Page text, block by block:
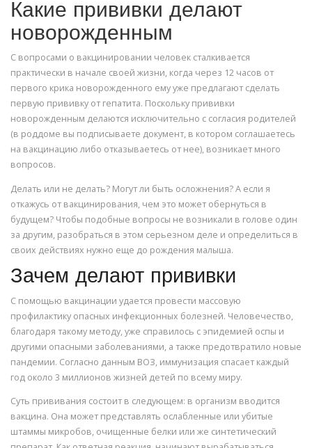
Какие прививки делают
новорожденным
С вопросами о вакцинировании человек сталкивается
практически в начале своей жизни, когда через 12 часов от
первого крика новорожденного ему уже предлагают сделать
первую прививку от гепатита. Поскольку прививки
новорожденным делаются исключительно с согласия родителей
(в роддоме вы подписываете документ, в котором соглашаетесь
на вакцинацию либо отказываетесь от нее), возникает много
вопросов.
Делать или не делать? Могут ли быть осложнения? А если я
откажусь от вакцинирования, чем это может обернуться в
будущем? Чтобы подобные вопросы не возникали в голове один
за другим, разобраться в этом серьезном деле и определиться в
своих действиях нужно еще до рождения малыша.
Зачем делают прививки
С помощью вакцинации удается провести массовую
профилактику опасных инфекционных болезней. Человечество,
благодаря такому методу, уже справилось с эпидемией оспы и
другими опасными заболеваниями, а также предотвратило новые
пандемии. Согласно данным ВОЗ, иммунизация спасает каждый
год около 3 миллионов жизней детей по всему миру.
Суть прививания состоит в следующем: в организм вводится
вакцина. Она может представлять ослабленные или убитые
штаммы микробов, очищенные белки или же синтетический